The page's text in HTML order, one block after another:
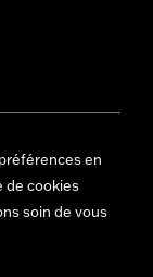
en
de cookies
soin de vous